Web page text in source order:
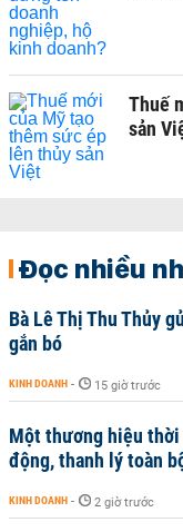
Thuế
sản
Đọc nhiều
Bà Lê Thị Thu Thủy
gắn bó
KINH DOANH - 15 giờ trước
Một thương hiệu thời
động, thanh lý toàn
KINH DOANH - 2 giờ trước